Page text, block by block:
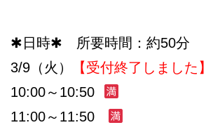
✱日時✱ 所要時間：約50分
3/9（火）
【受付終了しました】
10:00～10:50
11:00～11:50